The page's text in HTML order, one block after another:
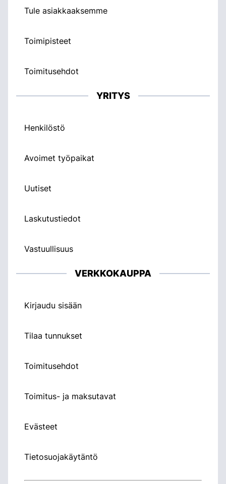
Tule asiakkaaksemme
Toimipisteet
Toimitusehdot
YRITYS
Henkilöstö
Avoimet työpaikat
Uutiset
Laskutustiedot
Vastuullisuus
VERKKOKAUPPA
Kirjaudu sisään
Tilaa tunnukset
Toimitusehdot
Toimitus- ja maksutavat
Evästeet
Tietosuojakäytäntö